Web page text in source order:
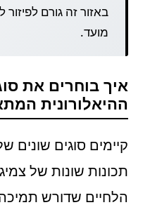
באזור זה גורם
מועד.
איך בוחרים את
ההיאלורונית
קיימים סוגים שונים
תכונות שונות של
הלחיים שדורש